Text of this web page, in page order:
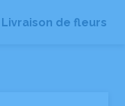
Livraison de fleurs